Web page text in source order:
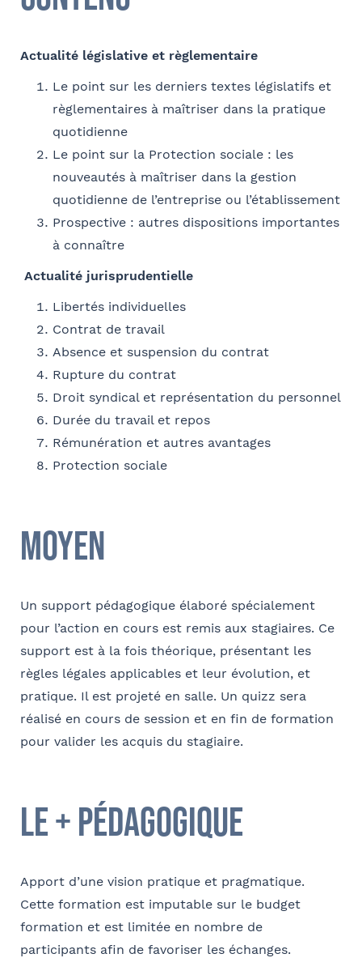
Actualité législative et règlementaire
Le point sur les derniers textes législatifs et
règlementaires à maîtriser dans la pratique
quotidienne
Le point sur la Protection sociale : les
nouveautés à maîtriser dans la gestion
quotidienne de l’entreprise ou l’établissement
Prospective : autres dispositions importantes
à connaître
Actualité jurisprudentielle
Libertés individuelles
Contrat de travail
Absence et suspension du contrat
Rupture du contrat
Droit syndical et représentation du personnel
Durée du travail et repos
Rémunération et autres avantages
Protection sociale
Moyen
Un support pédagogique élaboré spécialement
pour l’action en cours est remis aux stagiaires. Ce
support est à la fois théorique, présentant les
règles légales applicables et leur évolution, et
pratique. Il est projeté en salle. Un quizz sera
réalisé en cours de session et en fin de formation
pour valider les acquis du stagiaire.
le + pédagogique
Apport d’une vision pratique et pragmatique.
Cette formation est imputable sur le budget
formation et est limitée en nombre de
participants afin de favoriser les échanges.
E-mail
Coordonnées de l’organisme
Adresse
Code postal
Ville
Je parraine un participant
Coordonnées de mon filleul
Prénom
Société
Fonction
E-mail
Bureau formateur
Commentaire- FACULTATIF
J'autorise Barthélémy Avocats à utiliser mes
données pour l'envoi d'informations juridiques
du cabinet FACULTATIF
Je m'inscris
Conformément à la loi « informatique et libertés » du 6 janvier 1978
modifiée en 2004, vous bénéficiez d’un droit d’accès et de
rectification aux informations qui vous concernent, que vous pouvez
Rechercher
Sélectionnez votre bureau
Se